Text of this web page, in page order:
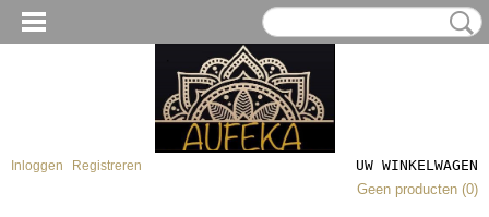
Inloggen Registreren
UW WINKELWAGEN
Geen producten (0)